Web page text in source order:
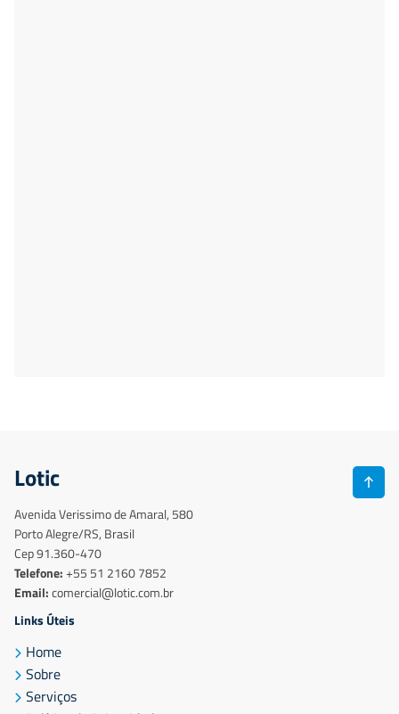
Lotic
Avenida Verissimo de Amaral, 580
Porto Alegre/RS, Brasil
Cep 91.360-470
Telefone:+55 51 2160 7852
Email:comercial@lotic.com.br
Links Úteis
Home
Sobre
Serviços